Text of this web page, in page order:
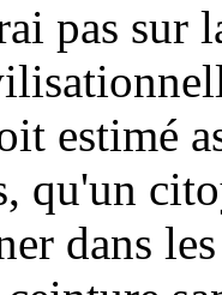
pas sur
estimé
qu'un
dans